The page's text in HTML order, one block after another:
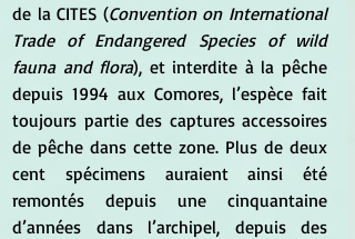
de la CITES (Convention on International
Trade of Endangered Species of wild
fauna and flora), et interdite à la pêche
depuis 1994 aux Comores, l’espèce fait
toujours partie des captures accessoires
de pêche dans cette zone. Plus de deux
cent spécimens auraient ainsi été
remontés depuis une cinquantaine
d’années dans l’archipel, depuis des